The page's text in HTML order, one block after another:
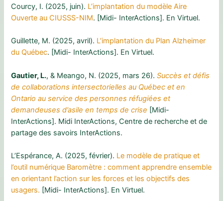
Courcy, I. (2025, juin). L’implantation du modèle Aire
Ouverte au CIUSSS-NIM. [Midi- InterActions]. En Virtuel.
Guillette, M. (2025, avril). L’implantation du Plan Alzheimer
du Québec. [Midi- InterActions]. En Virtuel.
Gautier, L., & Meango, N. (2025, mars 26).Succès et défis
de collaborations intersectorielles au Québec et en
Ontario au service des personnes réfugiées et
demandeuses d’asile en temps de crise [Midi-
InterActions]. Midi InterActions, Centre de recherche et de
partage des savoirs InterActions.
L’Espérance, A. (2025, février). Le modèle de pratique et
l’outil numérique Baromètre : comment apprendre ensemble
en orientant l’action sur les forces et les objectifs des
usagers. [Midi- InterActions]. En Virtuel.